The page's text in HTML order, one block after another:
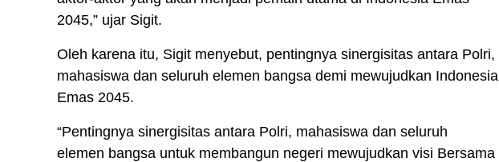
2045,” ujar Sigit.
Oleh karena itu, Sigit menyebut, pentingnya sinergisitas antara Polri,
mahasiswa dan seluruh elemen bangsa demi mewujudkan Indonesia
Emas 2045.
“Pentingnya sinergisitas antara Polri, mahasiswa dan seluruh
elemen bangsa untuk membangun negeri mewujudkan visi Bersama